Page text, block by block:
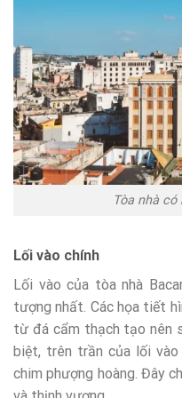
Tòa nhà
Lối vào chính
Lối vào của tòa nhà
tượng nhất. Các họa tiết
từ đá cẩm thạch tạo nên
biệt, trên trần của lối
chim phượng hoàng. Đây